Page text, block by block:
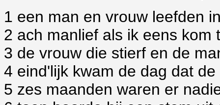
1 een man en vrouw leefden
2 ach manlief als ik eens kom
3 de vrouw die stierf en de
4 eind'lijk kwam de dag dat
5 zes maanden waren er